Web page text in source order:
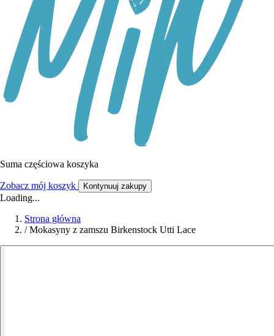
Suma częściowa koszyka
Zobacz mój koszyk Kontynuuj zakupy
Loading...
Strona główna
/ Mokasyny z zamszu Birkenstock Utti Lace